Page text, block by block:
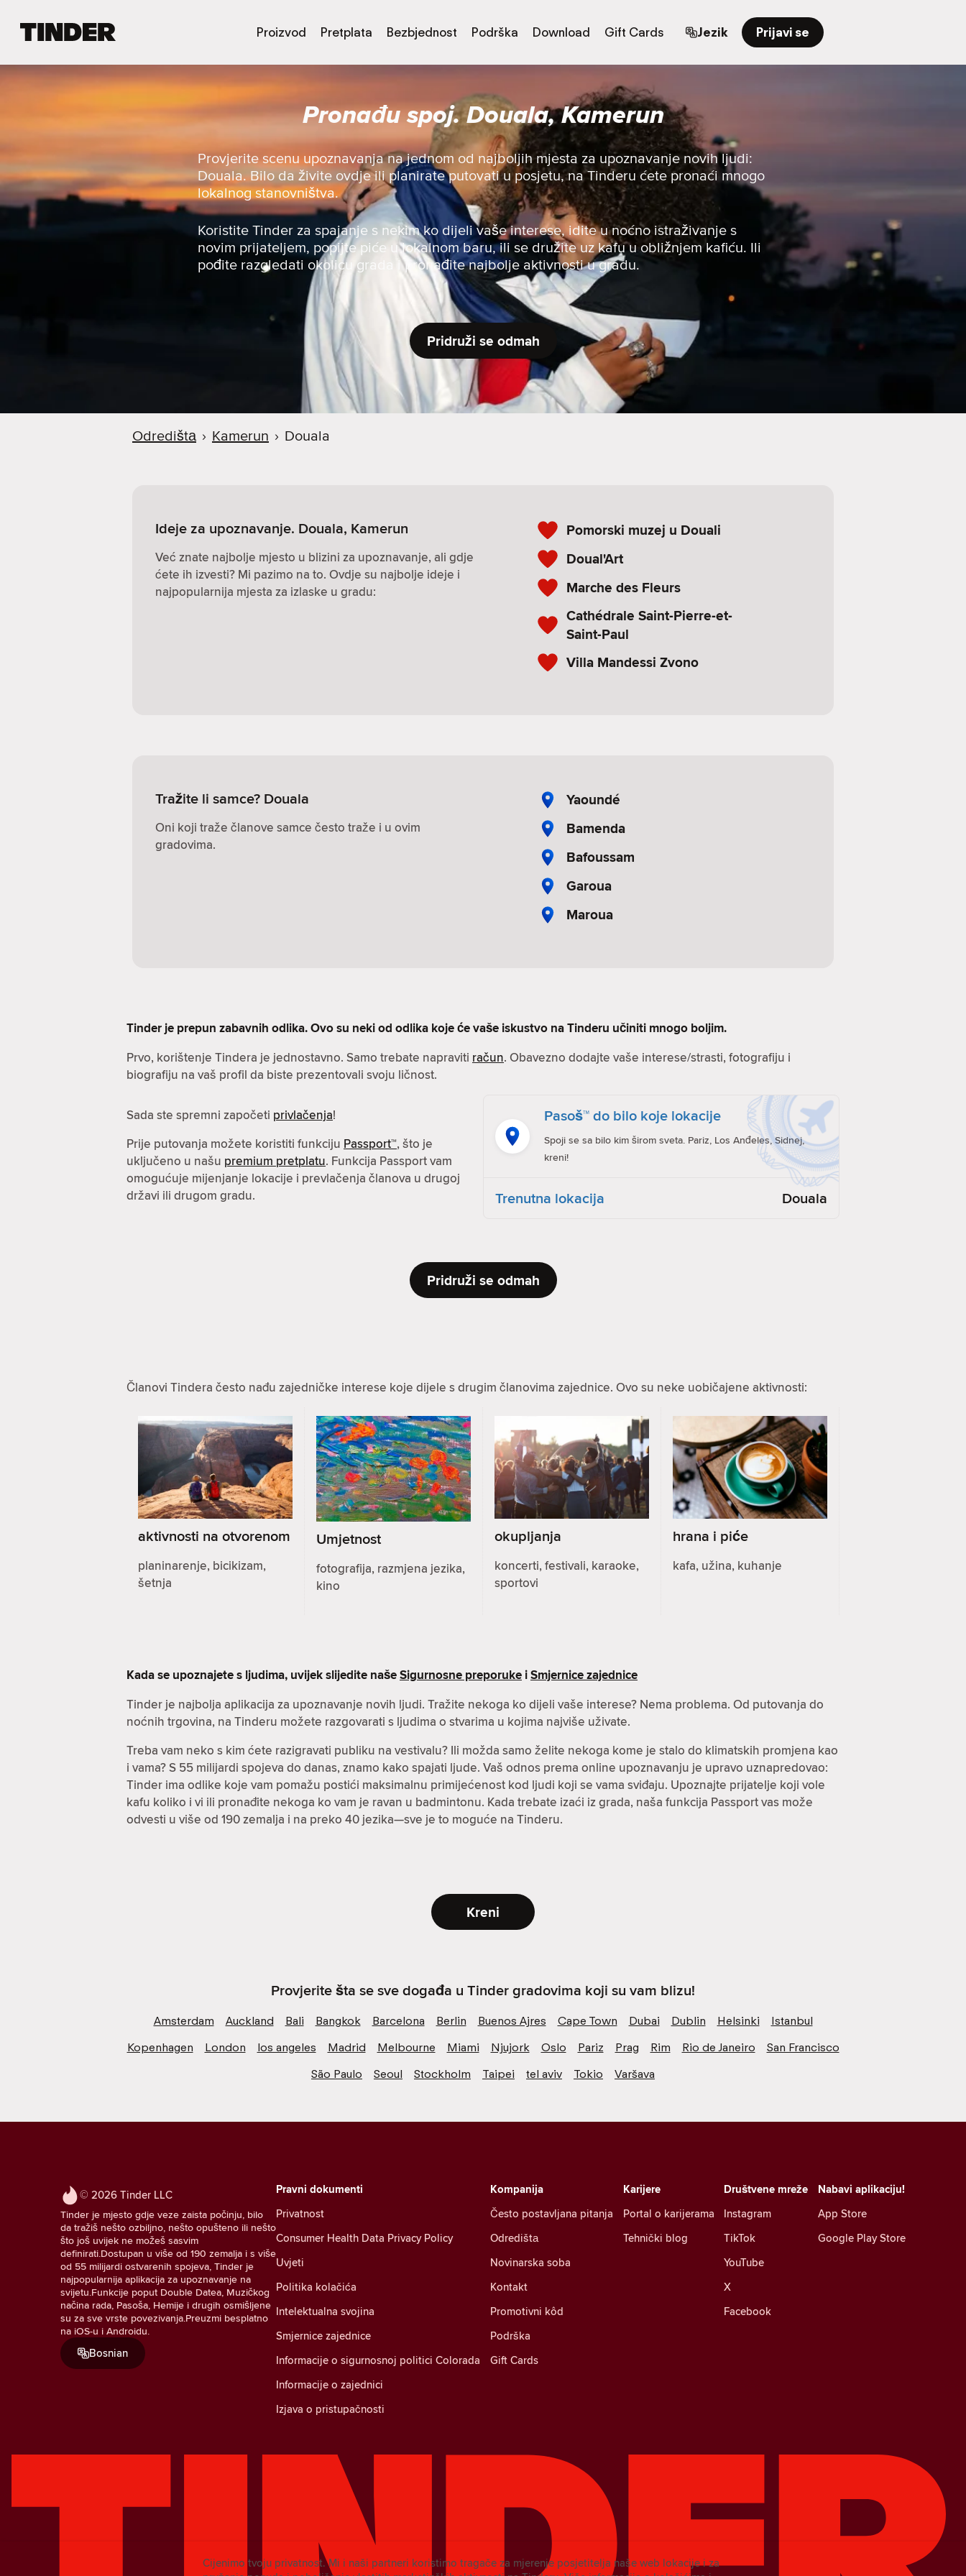
d
m
Proizvod Pretplata Bezbjednost Podrška Download Gift Cards Jezik Prijavi se
Pronađu spoj. Douala, Kamerun
Provjerite scenu upoznavanja na jednom od najboljih mjesta za upoznavanje novih ljudi:
Douala. Bilo da živite ovdje ili planirate putovati u posjetu, na Tinderu ćete pronaći mnogo
lokalnog stanovništva.
Koristite Tinder za spajanje s nekim ko dijeli vaše interese, idite u noćno istraživanje s
novim prijateljem, popijte piće u lokalnom baru, ili se družite uz kafu u obližnjem kafiću. Ili
pođite razgledati okolicu grada i pronađite najbolje aktivnosti u gradu.
Pridruži se odmah
Odredištа › Kamerun › Douala
Ideje za upoznavanje. Douala, Kamerun
Već znate najbolje mjesto u blizini za upoznavanje, ali gdje
ćete ih izvesti? Mi pazimo na to. Ovdje su najbolje ideje i
najpopularnija mjesta za izlaske u gradu:
Pomorski muzej u Douali
Doual'Art
Marche des Fleurs
Cathédrale Saint-Pierre-et-
Saint-Paul
Villa Mandessi Zvono
Tražite li samce? Douala
Oni koji traže članove samce često traže i u ovim
gradovima.
Yaoundé
Bamenda
Bafoussam
Garoua
Maroua
Tinder je prepun zabavnih odlika. Ovo su neki od odlika koje će vaše iskustvo na Tinderu učiniti mnogo boljim.
Prvo, korištenje Tindera je jednostavno. Samo trebate napraviti račun. Obavezno dodajte vaše interese/strasti, fotografiju i
biografiju na vaš profil da biste prezentovali svoju ličnost.
Sada ste spremni započeti privlačenja!
Prije putovanja možete koristiti funkciju Passport™, što je
uključeno u našu premium pretplatu. Funkcija Passport vam
omogućuje mijenjanje lokacije i prevlačenja članova u drugoj
državi ili drugom gradu.
Pasoš™ do bilo koje lokacije
Spoji se sa bilo kim širom sveta. Pariz, Los Anđeles, Sidnej,
kreni!
Trenutna lokacija Douala
Pridruži se odmah
Članovi Tindera često nađu zajedničke interese koje dijele s drugim članovima zajednice. Ovo su neke uobičajene aktivnosti:
aktivnosti na otvorenom
planinarenje, bicikizam,
šetnja
Umjetnost
fotografija, razmjena jezika,
kino
okupljanja
koncerti, festivali, karaoke,
sportovi
hrana i piće
kafa, užina, kuhanje
Kada se upoznajete s ljudima, uvijek slijedite našeSigurnosne preporuke iSmjernice zajednice
Tinder je najbolja aplikacija za upoznavanje novih ljudi. Tražite nekoga ko dijeli vaše interese? Nema problema. Od putovanja do
noćnih trgovina, na Tinderu možete razgovarati s ljudima o stvarima u kojima najviše uživate.
Treba vam neko s kim ćete razigravati publiku na vestivalu? Ili možda samo želite nekoga kome je stalo do klimatskih promjena kao
i vama? S 55 milijardi spojeva do danas, znamo kako spajati ljude. Vaš odnos prema online upoznavanju je upravo uznapredovao:
Tinder ima odlike koje vam pomažu postići maksimalnu primijećenost kod ljudi koji se vama sviđaju. Upoznajte prijatelje koji vole
kafu koliko i vi ili pronađite nekoga ko vam je ravan u badmintonu. Kada trebate izaći iz grada, naša funkcija Passport vas može
odvesti u više od 190 zemalja i na preko 40 jezika—sve je to moguće na Tinderu.
Kreni
Provjerite šta se sve događa u Tinder gradovima koji su vam blizu!
Amsterdam Auckland Bali Bangkok Barcelona Berlin Buenos Ajres Cape Town Dubai Dublin Helsinki
Istanbul
Kopenhagen
London los angeles Madrid Melbourne Miami Njujork Oslo Pariz Prag Rim Rio de Janeiro
San Francisco
São Paulo
Seoul Stockholm Taipei tel aviv Tokio Varšava
© 2026 Tinder LLC
Tinder je mjesto gdje veze zaista počinju, bilo
da tražiš nešto ozbiljno, nešto opušteno ili nešto
što još uvijek ne možeš sasvim
definirati.Dostupan u više od 190 zemalja i s više
od 55 milijardi ostvarenih spojeva, Tinder je
najpopularnija aplikacija za upoznavanje na
svijetu.Funkcije poput Double Datea, Muzičkog
načina rada, Pasoša, Hemije i drugih osmišljene
su za sve vrste povezivanja.Preuzmi besplatno
na iOS-u i Androidu.
Bosnian
Društvene mreže
Instagram
TikTok
YouTube
X
Facebook
Pravni dokumenti
Privatnost
Consumer Health Data Privacy Policy
Uvjeti
Politika kolačića
Intelektualna svojina
Smjernice zajednice
Informacije o sigurnosnoj politici Colorada
Informacije o zajednici
Izjava o pristupačnosti
Karijere
Portal o karijerama
Tehnički blog
Kompanija
Često postavljana pitanja
Odredištа
Novinarska soba
Kontakt
Promotivni kôd
Podrška
Gift Cards
Nabavi aplikaciju!
App Store
Google Play Store
Cijenimo tvoju privatnost. Mi i naši partneri koristimo tragače za mjerenje posjetitelja naše web lokacije i za